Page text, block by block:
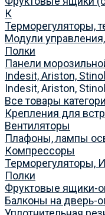
К
Терморегуляторы,
Модули
Полки
Панели
Indesit, Ariston, Stinol
Indesit, Ariston, Stinol
Все товары
Крепления для
Вентиляторы
Плафоны, лампы
Компрессоры
Терморегуляторы,
Полки
Фруктовые ящики-
Балконы на дверь-